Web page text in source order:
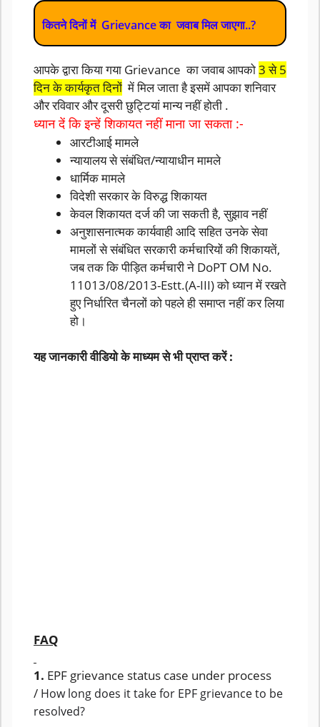
कितने दिनों में Grievance का जवाब मिल जाएगा..?
आपके द्वारा किया गया Grievance का जवाब आपको3 से 5
दिन के कार्यकृत दिनों में मिल जाता है इसमें आपका शनिवार
और रविवार और दूसरी छुट्टियां मान्य नहीं होती .
ध्यान दें कि इन्हें शिकायत नहीं माना जा सकता :-
आरटीआई मामले
न्यायालय से संबंधित/न्यायाधीन मामले
धार्मिक मामले
विदेशी सरकार के विरुद्ध शिकायत
केवल शिकायत दर्ज की जा सकती है, सुझाव नहीं
अनुशासनात्मक कार्यवाही आदि सहित उनके सेवा
मामलों से संबंधित सरकारी कर्मचारियों की शिकायतें,
जब तक कि पीड़ित कर्मचारी ने DoPT OM No.
11013/08/2013-Estt.(A-III) को ध्यान में रखते
हुए निर्धारित चैनलों को पहले ही समाप्त नहीं कर लिया
हो।
यह जानकारी वीडियो के माध्यम से भी प्राप्त करें :
FAQ
1. EPF grievance status case under process
/ How long does it take for EPF grievance to be
resolved?